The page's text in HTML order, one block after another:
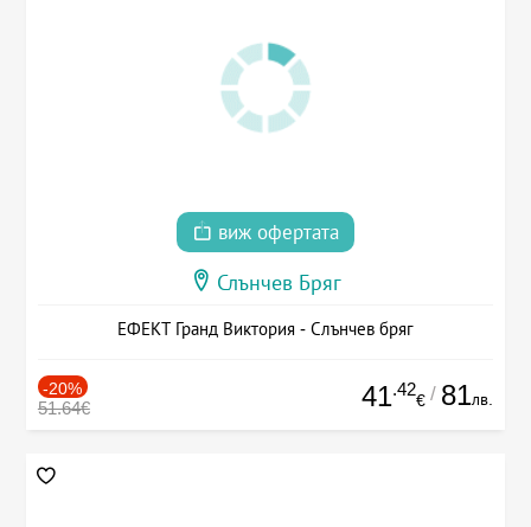
виж офертата
Слънчев Бряг
ЕФЕКТ Гранд Виктория - Слънчев бряг
-20%
51.64€ 41.42
€ / 81лв.